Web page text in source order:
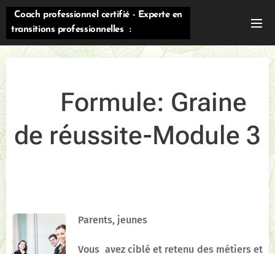
Coach professionnel certifié - Experte en
transitions professionnelles :
évolution/reconversion/orientation
Formule: Graine
de réussite-Module 3
Parents, jeunes
Vous avez ciblé et retenu des métiers et